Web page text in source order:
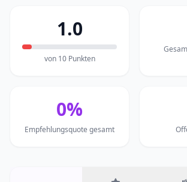
1.0
von 10 Punkten
0%
Empfehlungsquote gesamt